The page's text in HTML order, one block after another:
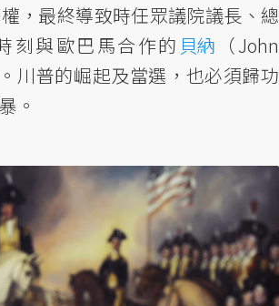
，最終導致時任眾議院議長、總
刻與歐巴馬合作的 貝納 （John
川普的崛起及當選，也必須歸功
。